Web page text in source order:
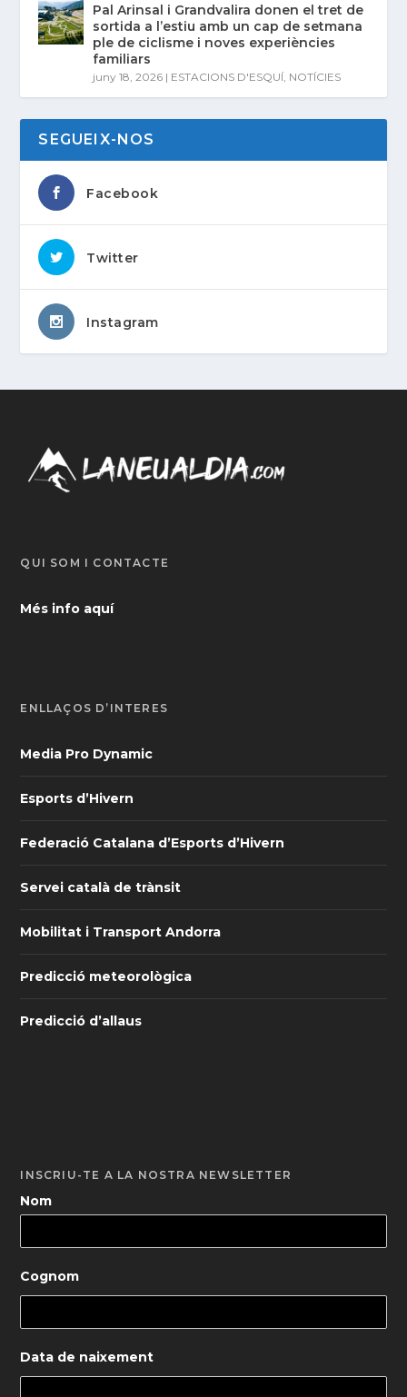
Pal Arinsal i Grandvalira donen el tret de
sortida a l’estiu amb un cap de setmana
ple de ciclisme i noves experiències
familiars
juny 18, 2026 | ESTACIONS D'ESQUÍ NOTÍCIES
SEGUEIX-NOS
Facebook
Twitter
Instagram
QUI SOM I CONTACTE
Més info aquí
ENLLAÇOS D’INTERÈS
Media Pro Dynamic
Esports d’Hivern
Federació Catalana d’Esports d’Hivern
Servei català de trànsit
Mobilitat i Transport Andorra
Predicció meteorològica
Predicció d’allaus
INSCRIU-TE A LA NOSTRA NEWSLETTER
Nom
Cognom
Data de naixement